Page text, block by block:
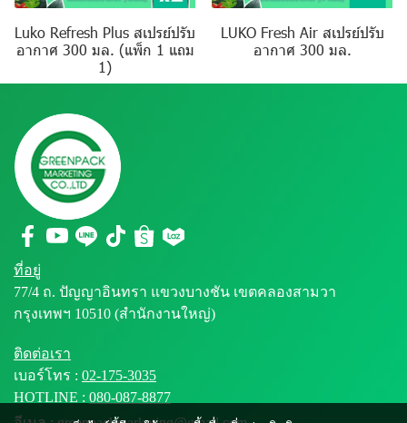
Luko Refresh Plus สเปรย์ปรับ
อากาศ 300 มล. (แพ็ก 1 แถม
1)
LUKO Fresh Air สเปรย์ปรับ
อากาศ 300 มล.
ที่อยู่
77/4 ถ. ปัญญาอินทรา แขวงบางชัน เขตคลองสามวา
กรุงเทพฯ 10510 (สำนักงานใหญ่)
ติดต่อเรา
เบอร์โทร : 02-175-3035
HOTLINE : 080-087-8877